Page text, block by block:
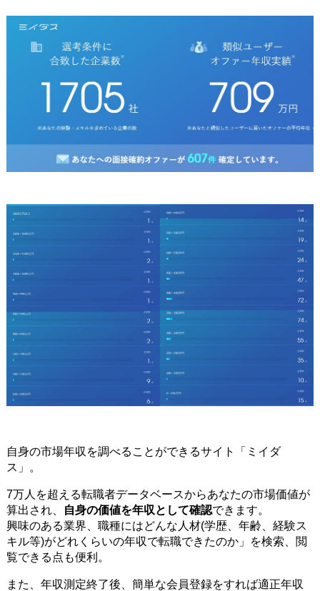
自身の市場年収を調べることができるサイト「ミイダ
ス」。
7万人を超える転職者データベースからあなたの市場価値が
算出され、
自身の価値を年収として確認できます。
興味のある業界、職種にはどんな人材(学歴、年齢、経験ス
キル等)がどれくらいの年収で転職できたのか」を検索、閲
覧できる点も便利。
また、年収測定終了後、簡単な会員登録をすれば適正年収